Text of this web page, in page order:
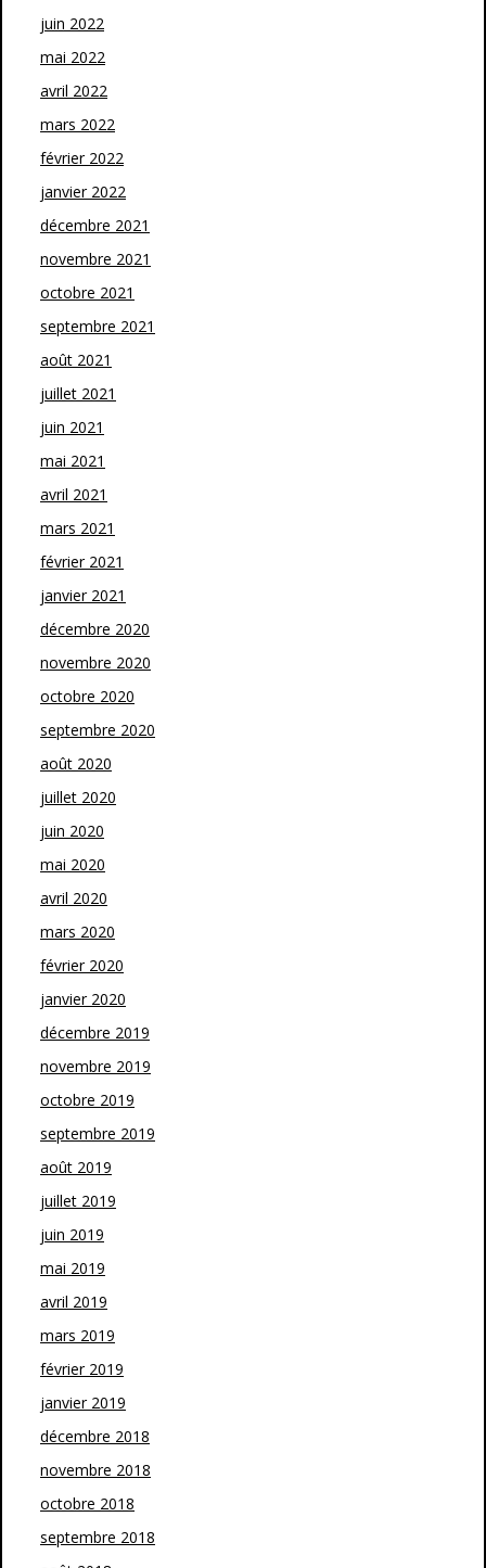
juin 2022
mai 2022
avril 2022
mars 2022
février 2022
janvier 2022
décembre 2021
novembre 2021
octobre 2021
septembre 2021
août 2021
juillet 2021
juin 2021
mai 2021
avril 2021
mars 2021
février 2021
janvier 2021
décembre 2020
novembre 2020
octobre 2020
septembre 2020
août 2020
juillet 2020
juin 2020
mai 2020
avril 2020
mars 2020
février 2020
janvier 2020
décembre 2019
novembre 2019
octobre 2019
septembre 2019
août 2019
juillet 2019
juin 2019
mai 2019
avril 2019
mars 2019
février 2019
janvier 2019
décembre 2018
novembre 2018
octobre 2018
septembre 2018